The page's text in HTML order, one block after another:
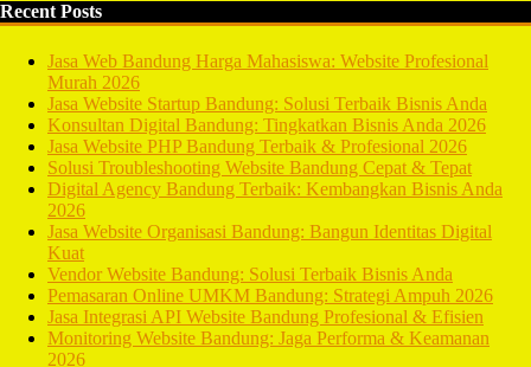
Recent Posts
Jasa Web Bandung Harga Mahasiswa: Website Profesional
Murah 2026
Jasa Website Startup Bandung: Solusi Terbaik Bisnis Anda
Konsultan Digital Bandung: Tingkatkan Bisnis Anda 2026
Jasa Website PHP Bandung Terbaik & Profesional 2026
Solusi Troubleshooting Website Bandung Cepat & Tepat
Digital Agency Bandung Terbaik: Kembangkan Bisnis Anda
2026
Jasa Website Organisasi Bandung: Bangun Identitas Digital
Kuat
Vendor Website Bandung: Solusi Terbaik Bisnis Anda
Pemasaran Online UMKM Bandung: Strategi Ampuh 2026
Jasa Integrasi API Website Bandung Profesional & Efisien
Monitoring Website Bandung: Jaga Performa & Keamanan
2026